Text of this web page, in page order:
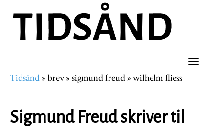
hovedinnhold
Toggle
Navigasjonssti
Tidsånd brev sigmund freud wilhelm fliess
Sigmund Freud skriver til